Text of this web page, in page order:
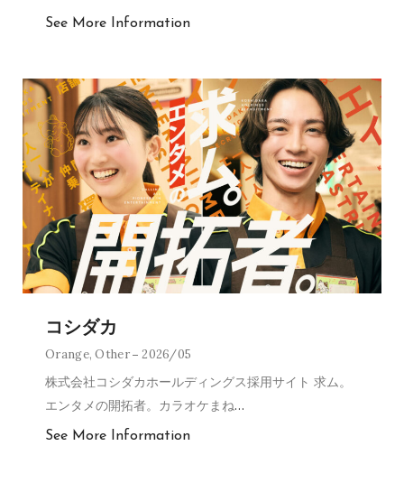
See More Information
コシダカ
Orange,Other 2026/05
株式会社コシダカホールディングス採用サイト 求ム。
エンタメの開拓者。カラオケまね…
See More Information